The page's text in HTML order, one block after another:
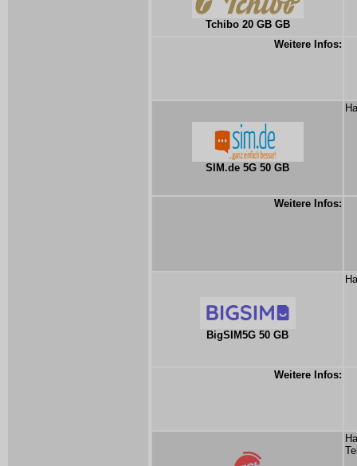
Tchibo 20 GB GB
Weitere Infos:
SIM.de 5G 50 GB
Weitere Infos:
BigSIM5G 50 GB
Weitere Infos: